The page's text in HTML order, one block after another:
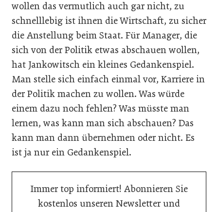
wollen das vermutlich auch gar nicht, zu
schnelllebig ist ihnen die Wirtschaft, zu sicher
die Anstellung beim Staat. Für Manager, die
sich von der Politik etwas abschauen wollen,
hat Jankowitsch ein kleines Gedankenspiel.
Man stelle sich einfach einmal vor, Karriere in
der Politik machen zu wollen. Was würde
einem dazu noch fehlen? Was müsste man
lernen, was kann man sich abschauen? Das
kann man dann übernehmen oder nicht. Es
ist ja nur ein Gedankenspiel.
Immer top informiert! Abonnieren Sie
kostenlos unseren Newsletter und